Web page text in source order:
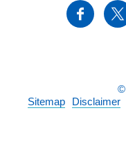
©
Sitemap
Disclaimer